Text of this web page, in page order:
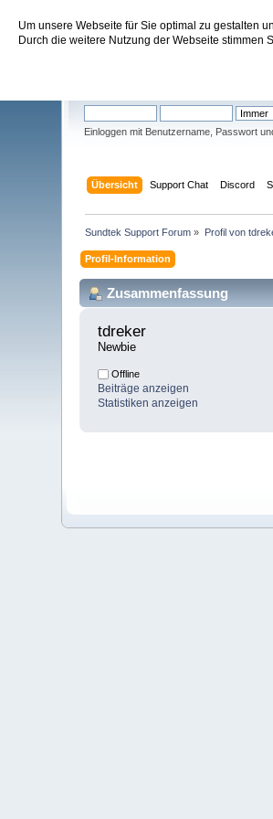
Um unsere Webseite für Sie optimal zu gestalten
Durch die weitere Nutzung der Webseite stimmen
Sundtek Support
Einloggen mit Benutzername, Passwort
Übersicht Support Chat Discord
Sundtek Support Forum » Profil von
Profil-Information
Zusammenfassung
tdreker
Newbie
Offline
Beiträge anzeigen
Statistiken anzeigen